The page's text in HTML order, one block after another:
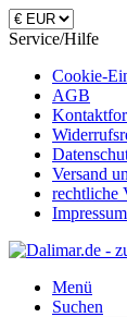
Service/Hilfe
Cookie-
AGB
Versand
rechtliche
Impressum
Menü
Suchen